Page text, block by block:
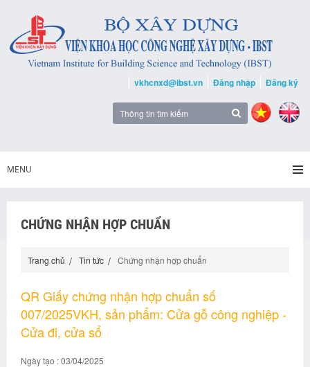
vkhcnxd@ibst.vn Đăng nhập Đăng ký
MENU
CHỨNG NHẬN HỢP CHUẨN
Trang chủ Tin tức Chứng nhận hợp chuẩn
QR Giấy chứng nhận hợp chuẩn số
007/2025VKH, sản phẩm: Cửa gỗ công nghiệp -
Cửa đi, cửa sổ
Ngày tạo : 03/04/2025